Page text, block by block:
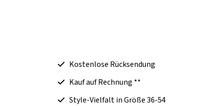
Kostenlose Rücksendung
Kauf auf Rechnung **
Style-Vielfalt in Größe 36-54